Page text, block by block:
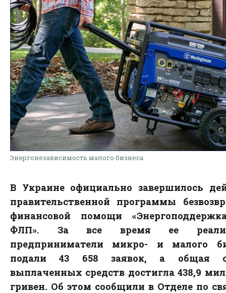
Энергонезависимость малого бизнеса.
В Украине официально завершилось
правительственной программы
финансовой помощи
ФЛП». За все время ее
предприниматели микро- и малого
подали 43 658 заявок, а общая
выплаченных средств достигла 438,9
гривен. Об этом сообщили в Отделе по